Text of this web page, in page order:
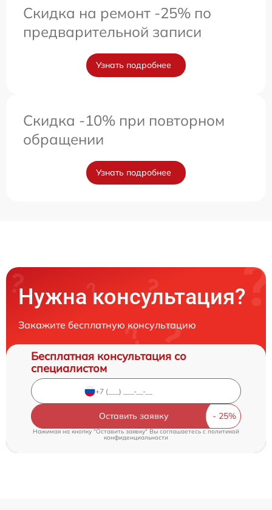
Скидка на ремонт -25% по
предварительной записи
Узнать подробнее
Скидка -10% при повторном
обращении
Узнать подробнее
Нужна консультация?
Закажите бесплатную консультацию
Бесплатная консультация со
специалистом
Оставить заявку
Нажимая на кнопку "Оставить заявку" Вы соглашаетесь cполитикой
конфиденциальности